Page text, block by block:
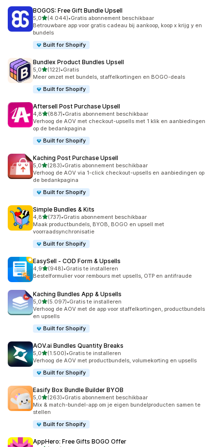
BOGOS: Free Gift Bundle Upsell
5,0van 5 sterren
(4.044)
4044 recensies in totaal
•Gratis abonnement beschikbaar
Betrouwbare app voor gratis cadeau bij aankoop, koop x krijg y en
bundels
Built for Shopify
Bundlex Product Bundles Upsell
5,0van 5 sterren
(122)
122 recensies in totaal
•Gratis
Meer omzet met bundels, staffelkortingen en BOGO-deals
Built for Shopify
Aftersell Post Purchase Upsell
4,8van 5 sterren
(887)
887 recensies in totaal
•Gratis abonnement beschikbaar
Verhoog de AOV met checkout-upsells met 1 klik en aanbiedingen
op de bedankpagina
Built for Shopify
Kaching Post Purchase Upsell
5,0van 5 sterren
(283)
283 recensies in totaal
•Gratis abonnement beschikbaar
Verhoog de AOV via 1-click checkout-upsells en aanbiedingen op
de bedankpagina
Built for Shopify
Simple Bundles & Kits
4,8van 5 sterren
(737)
737 recensies in totaal
•Gratis abonnement beschikbaar
Maak productbundels, BYOB, BOGO en upsell met
voorraadsynchronisatie
Built for Shopify
EasySell ‑ COD Form & Upsells
4,9van 5 sterren
(948)
948 recensies in totaal
•Gratis te installeren
Bestelformulier voor rembours met upsells, OTP en antifraude
Kaching Bundles App & Upsells
5,0van 5 sterren
(5.097)
5097 recensies in totaal
•Gratis te installeren
Verhoog de AOV met de app voor staffelkortingen, productbundels
en upsells
Built for Shopify
AOV.ai Bundles Quantity Breaks
5,0van 5 sterren
(1.500)
1500 recensies in totaal
•Gratis te installeren
Verhoog de AOV met productbundels, volumekorting en upsells
Built for Shopify
Easify Box Bundle Builder BYOB
5,0van 5 sterren
(263)
263 recensies in totaal
•Gratis abonnement beschikbaar
Mix & match-bundel-app om je eigen bundelproducten samen te
stellen
Built for Shopify
AppHero: Free Gifts BOGO Offer